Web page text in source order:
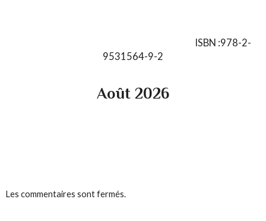
ISBN :978-2-
9531564-9-2
Août 2026
Les commentaires sont fermés.